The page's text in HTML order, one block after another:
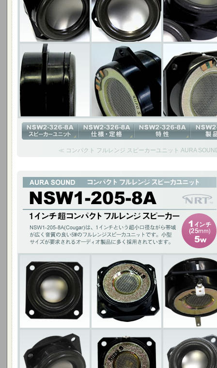
≪ コンパクト フルレンジ スピーカーユニット AURA
1インチ超コンパクト フルレンジ スピーカー
NSW1-205-8A(Cougar)は、1インチという超小口径ながら帯域が広く音質
ットです。 小型サイズが要求されるオーディオ製品に多く採用されていま
1インチ(25mm)5W / チタニウムコーン